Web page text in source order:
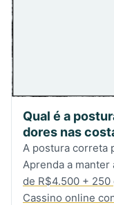
Qual é a
dores nas
A postura correta
Aprenda a manter
de R$4.500 +
Cassino online